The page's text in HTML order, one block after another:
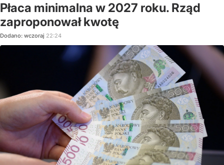
Płaca minimalna w 2027 roku. Rząd
zaproponował kwotę
Dodano: wczoraj 22:24